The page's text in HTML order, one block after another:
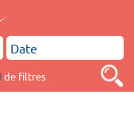
de filtres